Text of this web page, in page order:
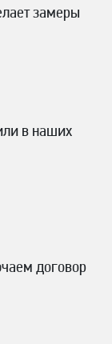
замеры
в наших
договор